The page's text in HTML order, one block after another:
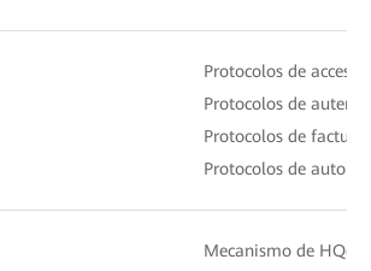
Protocolos de acceso
Protocolos de
Protocolos de
Protocolos de
Mecanismo de HQoS